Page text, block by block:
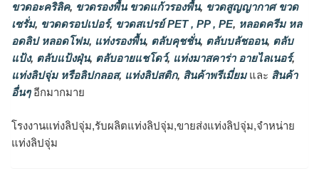
ขวดอะคริลิค, ขวดรองพื้น ขวดแก้วรองพื้น, ขวดสูญญากาศ ขวด
เซรั่ม, ขวดดรอปเปอร์, ขวดสเปรย์ PET , PP , PE, หลอดครีม หล
อดลิป หลอดโฟม, แท่งรองพื้น, ตลับคุชชั่น, ตลับบลัชออน, ตลับ
แป้ง, ตลับแป้งฝุ่น, ตลับอายแชโดว์, แท่งมาสคาร่า อายไลเนอร์,
แท่งลิปจุ่ม หรือลิปกลอส, แท่งลิปสติก, สินค้าพรีเมี่ยมและ สินค้า
อื่นๆอีกมากมาย
โรงงานแท่งลิปจุ่ม,รับผลิตแท่งลิปจุ่ม,ขายส่งแท่งลิปจุ่ม,จำหน่าย
แท่งลิปจุ่ม